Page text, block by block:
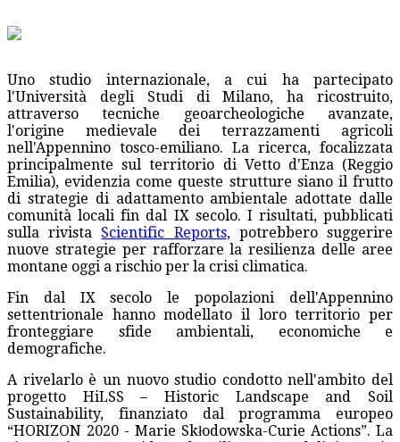
Uno studio internazionale, a cui ha partecipato
l'Università degli Studi di Milano, ha ricostruito,
attraverso tecniche geoarcheologiche avanzate,
l'origine medievale dei terrazzamenti agricoli
nell'Appennino tosco-emiliano. La ricerca, focalizzata
principalmente sul territorio di Vetto d'Enza (Reggio
Emilia), evidenzia come queste strutture siano il frutto
di strategie di adattamento ambientale adottate dalle
comunità locali fin dal IX secolo. I risultati, pubblicati
sulla rivista Scientific Reports, potrebbero suggerire
nuove strategie per rafforzare la resilienza delle aree
montane oggi a rischio per la crisi climatica.
Fin dal IX secolo le popolazioni dell'Appennino
settentrionale hanno modellato il loro territorio per
fronteggiare sfide ambientali, economiche e
demografiche.
A rivelarlo è un nuovo studio condotto nell'ambito del
progetto HiLSS – Historic Landscape and Soil
Sustainability, finanziato dal programma europeo
“HORIZON 2020 - Marie Skłodowska-Curie Actions”. La